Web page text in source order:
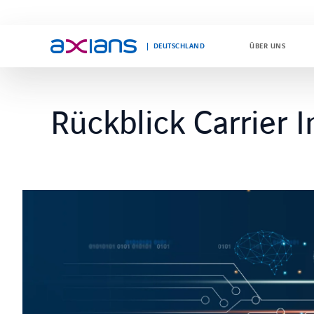
DEUTSCHLAND ÜBER UNS
Search
keywords
Rückblick Carrier